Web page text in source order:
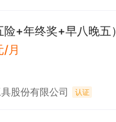
+年终奖+早八晚五）
月
股份有限公司 认证